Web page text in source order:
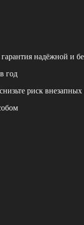
надёжной и
год
риск